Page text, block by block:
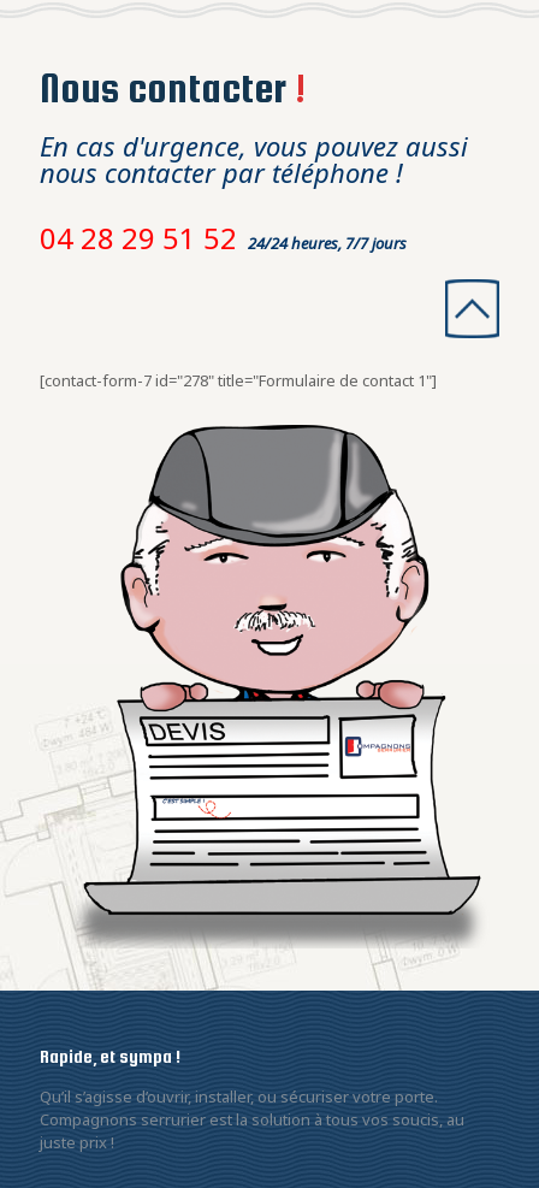
Nous contacter !
En cas d'urgence, vous pouvez aussi
nous contacter par téléphone !
04 28 29 51 52 24/24 heures, 7/7 jours
[contact-form-7 id="278" title="Formulaire de contact 1"]
Rapide, et sympa !
Qu’il s’agisse d’ouvrir, installer, ou sécuriser votre porte.
Compagnons serrurier est la solution à tous vos soucis, au
juste prix !